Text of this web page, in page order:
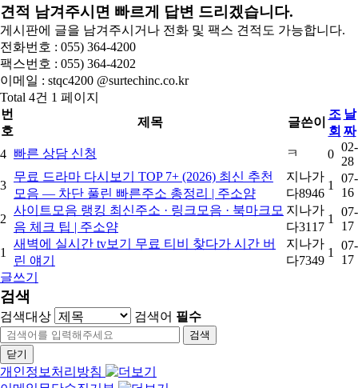
견적 남겨주시면 빠르게 답변 드리겠습니다.
게시판에 글을 남겨주시거나 전화 및 팩스 견적도 가능합니다.
전화번호 : 055) 364-4200
팩스번호 : 055) 364-4202
이메일 : stqc4200 @surtechinc.co.kr
Total 4건 1 페이지
번
호
제목 글쓴이
조
회
날
짜
4 빠른 상담 신청 ㅋ 0
02-
28
3
무료 드라마 다시보기 TOP 7+ (2026) 최신 추천
모음 — 차단 풀린 빠른주소 총정리 | 주소얌
지나가
다8946
1
07-
16
2
사이트모음 랭킹 최신주소 · 링크모음 · 북마크모
음 체크 팁 | 주소얌
지나가
다3117
1
07-
17
1
새벽에 실시간 tv보기 무료 티비 찾다가 시간 버
린 얘기
지나가
다7349
1
07-
17
글쓰기
검색
검색대상 검색어 필수
검색
닫기
개인정보처리방침